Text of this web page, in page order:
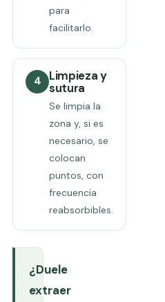
para
facilitarlo.
4
Limpieza y
sutura
Se limpia la
zona y, si es
necesario, se
colocan
puntos, con
frecuencia
reabsorbibles.
¿Duele
extraer